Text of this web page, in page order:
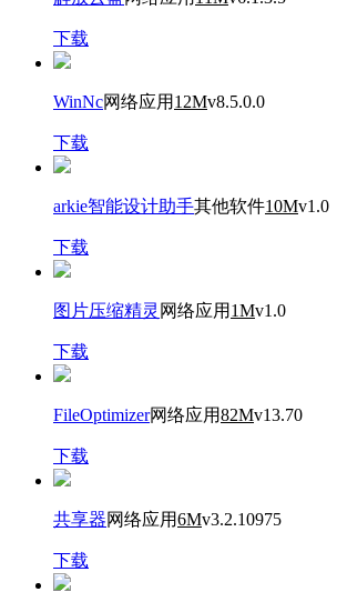
下载
WinNc网络应用 12Mv8.5.0.0
下载
arkie智能设计助手其他软件10Mv1.0
下载
图片压缩精灵 网络应用 1Mv1.0
下载
FileOptimizer网络应用82Mv13.70
下载
共享器网络应用6Mv3.2.10975
下载